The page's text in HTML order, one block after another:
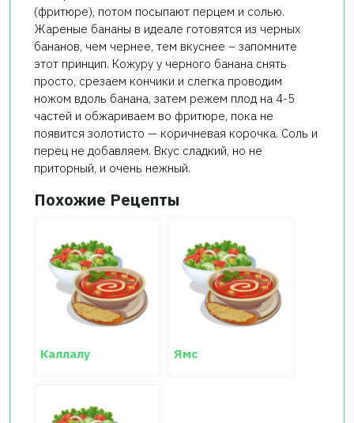
(фритюре), потом посыпают перцем и солью.
Жареные бананы в идеале готовятся из черных
бананов, чем чернее, тем вкуснее – запомните
этот принцип. Кожуру у черного банана снять
просто, срезаем кончики и слегка проводим
ножом вдоль банана, затем режем плод на 4-5
частей и обжариваем во фритюре, пока не
появится золотисто — коричневая корочка. Соль и
перец не добавляем. Вкус сладкий, но не
приторный, и очень нежный.
Похожие Рецепты
Каллалу Ямс